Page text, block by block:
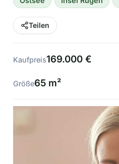
Teilen
Kaufpreis169.000 €
Größe65 m²